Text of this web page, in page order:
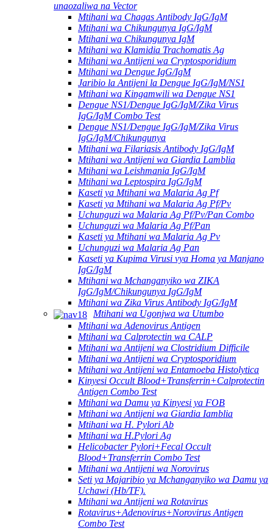
unaozaliwa na Vector
Mtihani wa Chagas Antibody IgG/IgM
Mtihani wa Chikungunya IgG/IgM
Mtihani wa Chikungunya IgM
Mtihani wa Klamidia Trachomatis Ag
Mtihani wa Antijeni wa Cryptosporidium
Mtihani wa Dengue IgG/IgM
Jaribio la Antijeni la Dengue IgG/IgM/NS1
Mtihani wa Kingamwili wa Dengue NS1
Dengue NS1/Dengue IgG/IgM/Zika Virus
IgG/IgM Combo Test
Dengue NS1/Dengue IgG/IgM/Zika Virus
IgG/IgM/Chikungunya
Mtihani wa Filariasis Antibody IgG/IgM
Mtihani wa Antijeni wa Giardia Lamblia
Mtihani wa Leishmania IgG/IgM
Mtihani wa Leptospira IgG/IgM
Kaseti ya Mtihani wa Malaria Ag Pf
Kaseti ya Mtihani wa Malaria Ag Pf/Pv
Uchunguzi wa Malaria Ag Pf/Pv/Pan Combo
Uchunguzi wa Malaria Ag Pf/Pan
Kaseti ya Mtihani wa Malaria Ag Pv
Uchunguzi wa Malaria Ag Pan
Kaseti ya Kupima Virusi vya Homa ya Manjano
IgG/IgM
Mtihani wa Mchanganyiko wa ZIKA
IgG/IgM/Chikungunya IgG/IgM
Mtihani wa Zika Virus Antibody IgG/IgM
Mtihani wa Ugonjwa wa Utumbo
Mtihani wa Adenovirus Antigen
Mtihani wa Calprotectin wa CALP
Mtihani wa Antijeni wa Clostridium Difficile
Mtihani wa Antijeni wa Cryptosporidium
Mtihani wa Antijeni wa Entamoeba Histolytica
Kinyesi Occult Blood+Transferrin+Calprotectin
Antigen Combo Test
Mtihani wa Damu ya Kinyesi ya FOB
Mtihani wa Antijeni wa Giardia Iamblia
Mtihani wa H. Pylori Ab
Mtihani wa H.Pylori Ag
Helicobacter Pylori+Fecal Occult
Blood+Transferrin Combo Test
Mtihani wa Antijeni wa Norovirus
Seti ya Majaribio ya Mchanganyiko wa Damu ya
Uchawi (Hb/TF).
Mtihani wa Antijeni wa Rotavirus
Rotavirus+Adenovirus+Norovirus Antigen
Combo Test